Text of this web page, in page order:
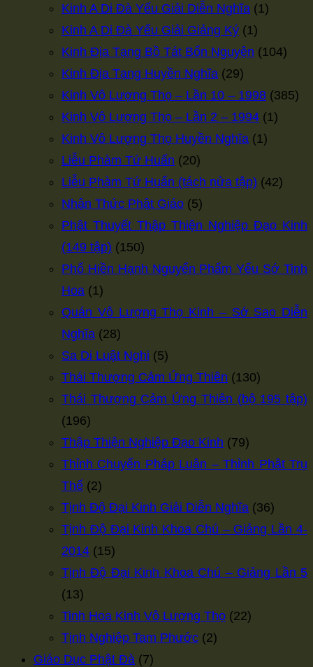
Kinh A Di Đà Yếu Giải Diễn Nghĩa (1)
Kinh A Di Đà Yếu Giải Giảng Ký (1)
Kinh Địa Tạng Bồ Tát Bổn Nguyện (104)
Kinh Địa Tạng Huyền Nghĩa (29)
Kinh Vô Lượng Thọ – Lần 10 – 1998 (385)
Kinh Vô Lượng Thọ – Lần 2 – 1994 (1)
Kinh Vô Lượng Thọ Huyền Nghĩa (1)
Liễu Phàm Tứ Huấn (20)
Liễu Phàm Tứ Huấn (tách nửa tập) (42)
Nhận Thức Phật Giáo (5)
Phật Thuyết Thập Thiện Nghiệp Đạo Kinh
(149 tập) (150)
Phổ Hiền Hạnh Nguyển Phẩm Yếu Sớ Tinh
Hoa (1)
Quán Vô Lượng Thọ Kinh – Sớ Sao Diễn
Nghĩa (28)
Sa Di Luật Nghi (5)
Thái Thượng Cảm Ứng Thiên (130)
Thái Thượng Cảm Ứng Thiên (bộ 195 tập)
(196)
Thập Thiện Nghiệp Đạo Kinh (79)
Thỉnh Chuyển Pháp Luân – Thỉnh Phật Trụ
Thế (2)
Tịnh Độ Đại Kinh Giải Diễn Nghĩa (36)
Tịnh Độ Đại Kinh Khoa Chú – Giảng Lần 4-
2014 (15)
Tịnh Độ Đại Kinh Khoa Chú – Giảng Lần 5
(13)
Tinh Hoa Kinh Vô Lượng Thọ (22)
Tịnh Nghiệp Tam Phước (2)
Giáo Dục Phật Đà (7)